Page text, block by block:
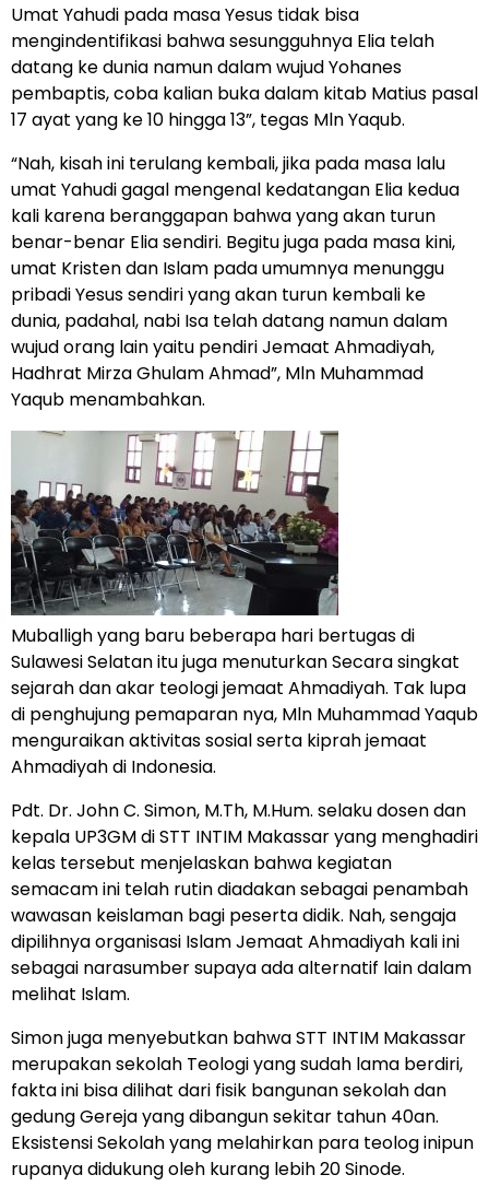
Umat Yahudi pada masa Yesus tidak bisa
mengindentifikasi bahwa sesungguhnya Elia telah
datang ke dunia namun dalam wujud Yohanes
pembaptis, coba kalian buka dalam kitab Matius pasal
17 ayat yang ke 10 hingga 13”, tegas Mln Yaqub.
“Nah, kisah ini terulang kembali, jika pada masa lalu
umat Yahudi gagal mengenal kedatangan Elia kedua
kali karena beranggapan bahwa yang akan turun
benar-benar Elia sendiri. Begitu juga pada masa kini,
umat Kristen dan Islam pada umumnya menunggu
pribadi Yesus sendiri yang akan turun kembali ke
dunia, padahal, nabi Isa telah datang namun dalam
wujud orang lain yaitu pendiri Jemaat Ahmadiyah,
Hadhrat Mirza Ghulam Ahmad”, Mln Muhammad
Yaqub menambahkan.
Muballigh yang baru beberapa hari bertugas di
Sulawesi Selatan itu juga menuturkan Secara singkat
sejarah dan akar teologi jemaat Ahmadiyah. Tak lupa
di penghujung pemaparan nya, Mln Muhammad Yaqub
menguraikan aktivitas sosial serta kiprah jemaat
Ahmadiyah di Indonesia.
Pdt. Dr. John C. Simon, M.Th, M.Hum. selaku dosen dan
kepala UP3GM di STT INTIM Makassar yang menghadiri
kelas tersebut menjelaskan bahwa kegiatan
semacam ini telah rutin diadakan sebagai penambah
wawasan keislaman bagi peserta didik. Nah, sengaja
dipilihnya organisasi Islam Jemaat Ahmadiyah kali ini
sebagai narasumber supaya ada alternatif lain dalam
melihat Islam.
Simon juga menyebutkan bahwa STT INTIM Makassar
merupakan sekolah Teologi yang sudah lama berdiri,
fakta ini bisa dilihat dari fisik bangunan sekolah dan
gedung Gereja yang dibangun sekitar tahun 40an.
Eksistensi Sekolah yang melahirkan para teolog inipun
rupanya didukung oleh kurang lebih 20 Sinode.